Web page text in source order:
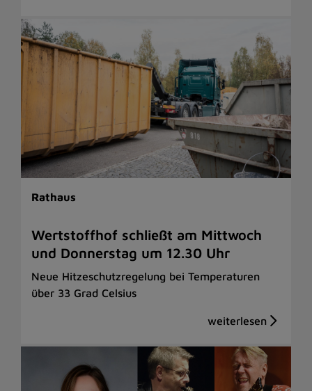
Rathaus
Wertstoffhof schließt am Mittwoch
und Donnerstag um 12.30 Uhr
Neue Hitzeschutzregelung bei Temperaturen
über 33 Grad Celsius